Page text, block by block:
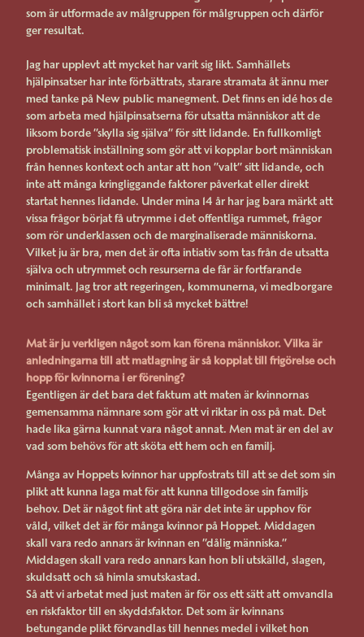
som är utformade av målgruppen för målgruppen och därför
ger resultat.
Jag har upplevt att mycket har varit sig likt. Samhällets
hjälpinsatser har inte förbättrats, starare stramata åt ännu mer
med tanke på New public manegment. Det finns en idé hos de
som arbeta med hjälpinsatserna för utsatta människor att de
liksom borde ”skylla sig själva” för sitt lidande. En fullkomligt
problematisk inställning som gör att vi kopplar bort människan
från hennes kontext och antar att hon ”valt” sitt lidande, och
inte att många kringliggande faktorer påverkat eller direkt
startat hennes lidande. Under mina 14 år har jag bara märkt att
vissa frågor börjat få utrymme i det offentliga rummet, frågor
som rör underklassen och de marginaliserade människorna.
Vilket ju är bra, men det är ofta intiativ som tas från de utsatta
själva och utrymmet och resurserna de får är fortfarande
minimalt. Jag tror att regeringen, kommunerna, vi medborgare
och samhället i stort kan bli så mycket bättre!
Mat är ju verkligen något som kan förena människor. Vilka är
anledningarna till att matlagning är så kopplat till frigörelse och
hopp för kvinnorna i er förening?
Egentligen är det bara det faktum att maten är kvinnornas
gemensamma nämnare som gör att vi riktar in oss på mat. Det
hade lika gärna kunnat vara något annat. Men mat är en del av
vad som behövs för att sköta ett hem och en familj.
Många av Hoppets kvinnor har uppfostrats till att se det som sin
plikt att kunna laga mat för att kunna tillgodose sin familjs
behov. Det är något fint att göra när det inte är upphov för
våld, vilket det är för många kvinnor på Hoppet. Middagen
skall vara redo annars är kvinnan en ”dålig människa.”
Middagen skall vara redo annars kan hon bli utskälld, slagen,
skuldsatt och så himla smutskastad.
Så att vi arbetat med just maten är för oss ett sätt att omvandla
en riskfaktor till en skyddsfaktor. Det som är kvinnans
betungande plikt förvandlas till hennes medel i vilket hon